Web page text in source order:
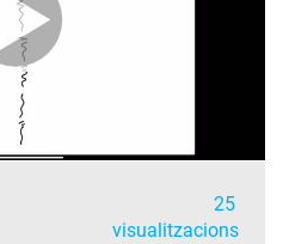
25
visualitzacions